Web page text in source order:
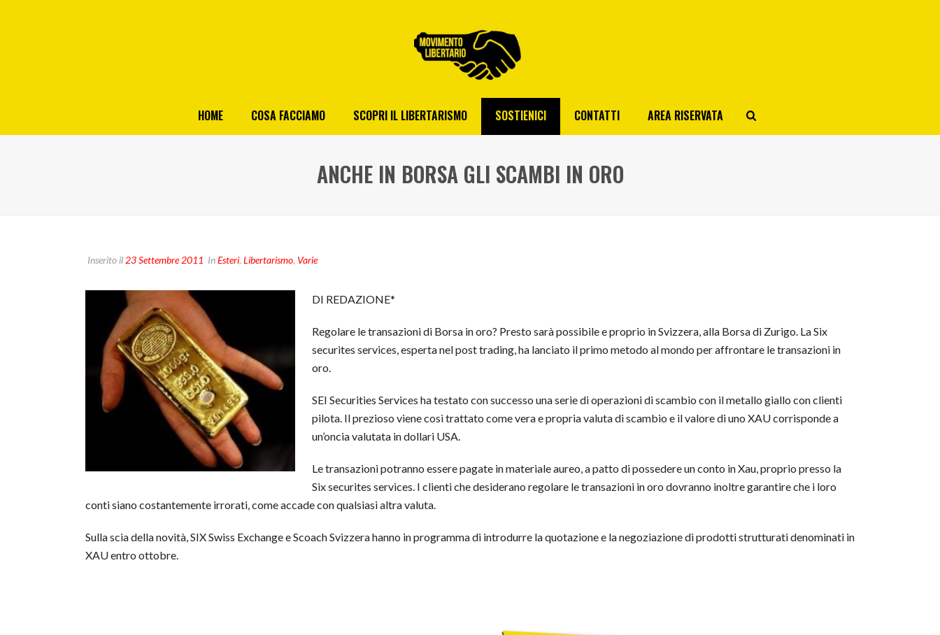
HOME COSA FACCIAMO SCOPRI IL LIBERTARISMO SOSTIENICI CONTATTI AREA RISERVATA
ANCHE IN BORSA GLI SCAMBI IN ORO
Inserito il 23 Settembre 2011 InEsteri, Libertarismo, Varie
DI REDAZIONE*
Regolare le transazioni di Borsa in oro? Presto sarà possibile e proprio in Svizzera, alla Borsa di Zurigo. La Six
securites services, esperta nel post trading, ha lanciato il primo metodo al mondo per affrontare le transazioni in
oro.
SEI Securities Services ha testato con successo una serie di operazioni di scambio con il metallo giallo con clienti
pilota. Il prezioso viene così trattato come vera e propria valuta di scambio e il valore di uno XAU corrisponde a
un’oncia valutata in dollari USA.
Le transazioni potranno essere pagate in materiale aureo, a patto di possedere un conto in Xau, proprio presso la
Six securites services. I clienti che desiderano regolare le transazioni in oro dovranno inoltre garantire che i loro
conti siano costantemente irrorati, come accade con qualsiasi altra valuta.
Sulla scia della novità, SIX Swiss Exchange e Scoach Svizzera hanno in programma di introdurre la quotazione e la negoziazione di prodotti strutturati denominati in
XAU entro ottobre.